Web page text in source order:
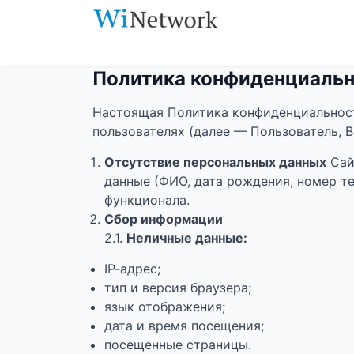
Политика
Настоящая Политика
пользователях (далее —
Отсутствие персональных данных
данные (ФИО, дата рождения, номер
функционала.
Сбор информации
2.1. Неличные данные:
IP‑адрес;
тип и версия браузера;
язык отображения;
дата и время посещения;
посещенные страницы.